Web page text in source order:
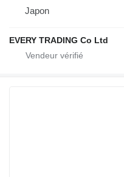
Japon
EVERY TRADING Co Ltd